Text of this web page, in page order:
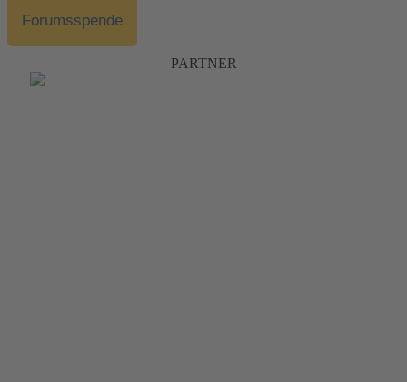
Forumsspende
PARTNER